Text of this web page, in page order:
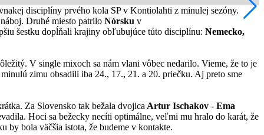
disciplíny prvého kola SP v Kontiolahti z minulej sezóny.
Druhé miesto patrilo Nórsku v
šestku dopĺňali krajiny obľubujúce túto disciplínu: Nemecko,
V single mixoch sa nám vlani vôbec nedarilo. Vieme, že to je
zimu obsadili iba 24., 17., 21. a 20. priečku. Aj preto sme
Za Slovensko tak bežala dvojica Artur Ischakov - Ema
Hoci sa bežecky necíti optimálne, veľmi mu hralo do karát, že
by bola väčšia istota, že budeme v kontakte.